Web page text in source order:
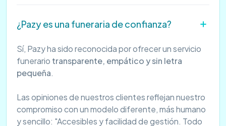
¿Pazy es una funeraria de confianza?
Sí, Pazy ha sido reconocida por ofrecer un servicio
funerario transparente, empático y sin letra
pequeña.
Las opiniones de nuestros clientes reflejan nuestro
compromiso con un modelo diferente, más humano
y sencillo: "Accesibles y facilidad de gestión. Todo